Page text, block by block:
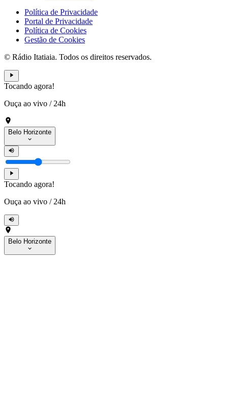
Política de Privacidade
Portal de Privacidade
Política de Cookies
Gestão de Cookies
© Rádio Itatiaia. Todos os direitos reservados.
Tocando agora!
Ouça ao vivo / 24h
Belo Horizonte
Tocando agora!
Ouça ao vivo / 24h
Belo Horizonte